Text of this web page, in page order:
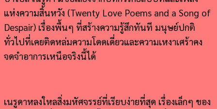
แห่งความสิ้นหวัง (Twenty Love Poems and a Song of
Despair) เรื่องพื้นๆ ที่สร้างความรู้สึกทันที มนุษย์ปกติ
ทั่วไปที่เคยติดหล่มความโดดเดี่ยวและความเหงาเศร้าคง
จดจำอาการเหนือจริงนี้ได้
เนรูดาหลงใหลสิ่งมหัศจรรย์ที่เรียบง่ายที่สุด เรื่องเล็กๆ ของ